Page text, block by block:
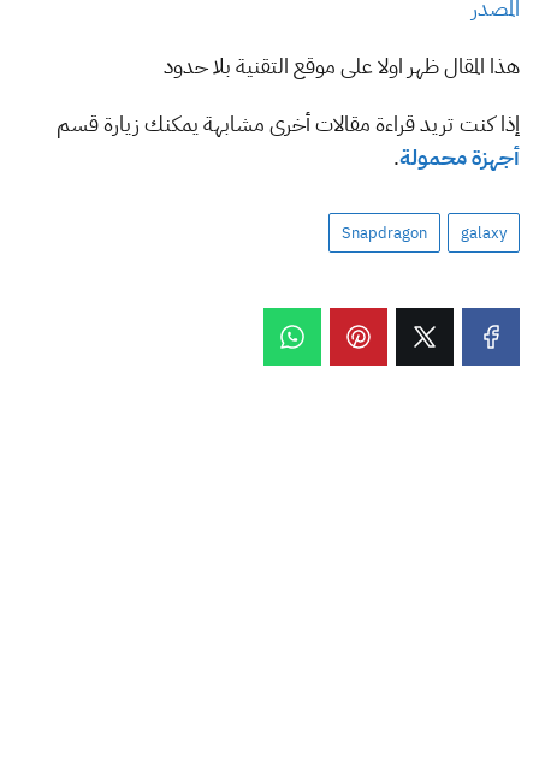
المصدر
هذا المقال ظهر اولا على موقع التقنية بلا حدود
إذا كنت تريد قراءة مقالات أخرى مشابهة يمكنك زيارة قسم
أجهزة محمولة.
galaxy
Snapdragon